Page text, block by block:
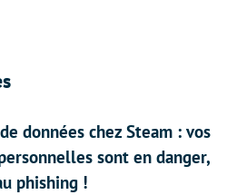
données chez Steam : vos
sont en danger,
phishing !